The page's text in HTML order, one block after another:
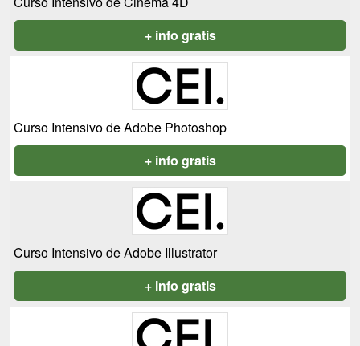
+ info gratis
Curso Intensivo de Adobe Photoshop
+ info gratis
Curso Intensivo de Adobe Illustrator
+ info gratis